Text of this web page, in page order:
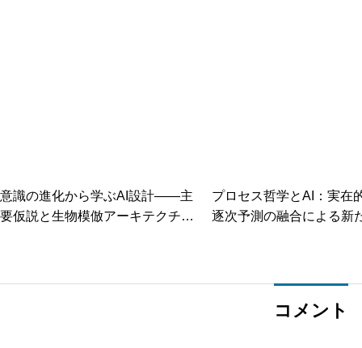
意識の進化から学ぶAI設計――主
要仮説と生物模倣アーキテクチャ
プロセス哲学とAI：実在
逐次予測の融合による新
コメント